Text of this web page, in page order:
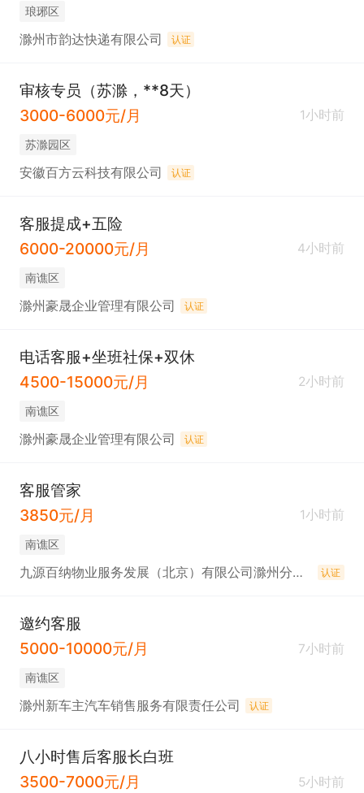
琅琊区
滁州市韵达快递有限公司 认证
审核专员（苏滁，**8天）
3000-6000元/月
1小时前
苏滁园区
安徽百方云科技有限公司 认证
客服提成+五险
6000-20000元/月
4小时前
南谯区
滁州豪晟企业管理有限公司 认证
电话客服+坐班社保+双休
4500-15000元/月
2小时前
南谯区
滁州豪晟企业管理有限公司 认证
客服管家
3850元/月
1小时前
南谯区
九源百纳物业服务发展（北京）有限公司滁州分公司 认证
邀约客服
5000-10000元/月
7小时前
南谯区
滁州新车主汽车销售服务有限责任公司 认证
八小时售后客服长白班
3500-7000元/月
5小时前